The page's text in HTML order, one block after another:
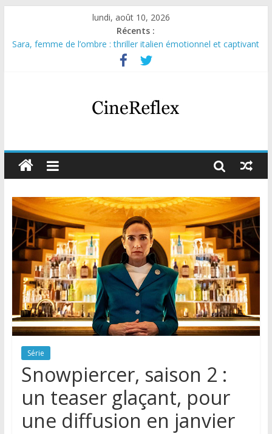
lundi, août 10, 2026
Récents :
Sara, femme de l’ombre : thriller italien émotionnel et captivant
Journal d’une fille larguée : nouvelle série suédoise sur Netflix
Aema : mini-série sur le tournage d’un film érotique devenu
Glass Heart : excellente série musicale avec Takeru Satō
Olympo, saison 1 : nouvelle série qui séduira les fans de
Série
Snowpiercer, saison 2 :
un teaser glaçant, pour
une diffusion en janvier